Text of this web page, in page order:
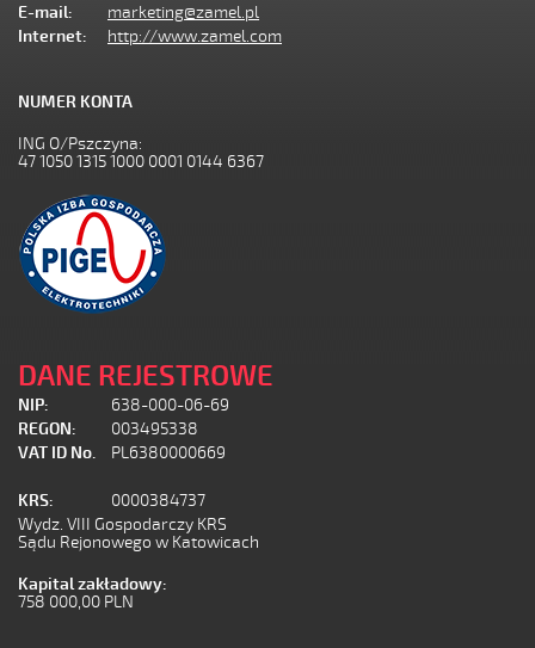
E-mail:
marketing@zamel.pl
Internet:
http://www.zamel.com
NUMER KONTA
ING O/Pszczyna:
47 1050 1315 1000 0001 0144 6367
DANE REJESTROWE
NIP:
638-000-06-69
REGON:
003495338
VAT ID No.
PL6380000669
KRS:
0000384737
Wydz. VIII Gospodarczy KRS
Sądu Rejonowego w Katowicach
Kapital zakładowy:
758 000,00 PLN